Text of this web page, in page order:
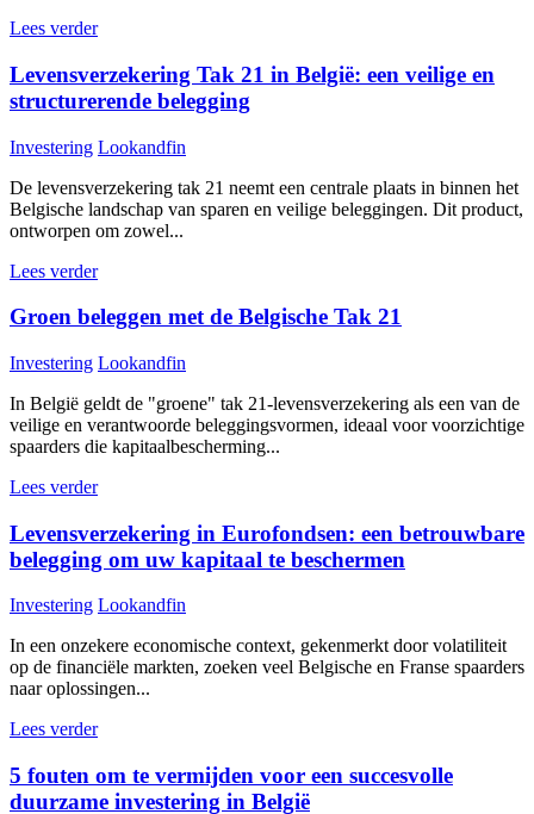
Lees verder
Levensverzekering Tak 21 in België: een veilige en
structurerende belegging
Investering Lookandfin
De levensverzekering tak 21 neemt een centrale plaats in binnen het
Belgische landschap van sparen en veilige beleggingen. Dit product,
ontworpen om zowel...
Lees verder
Groen beleggen met de Belgische Tak 21
Investering Lookandfin
In België geldt de "groene" tak 21-levensverzekering als een van de
veilige en verantwoorde beleggingsvormen, ideaal voor voorzichtige
spaarders die kapitaalbescherming...
Lees verder
Levensverzekering in Eurofondsen: een betrouwbare
belegging om uw kapitaal te beschermen
Investering Lookandfin
In een onzekere economische context, gekenmerkt door volatiliteit
op de financiële markten, zoeken veel Belgische en Franse spaarders
naar oplossingen...
Lees verder
5 fouten om te vermijden voor een succesvolle
duurzame investering in België